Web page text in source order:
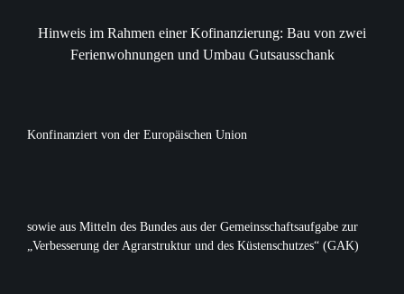
Hinweis im Rahmen einer Kofinanzierung: Bau von zwei
Ferienwohnungen und Umbau Gutsausschank
Konfinanziert von der Europäischen Union
sowie aus Mitteln des Bundes aus der Gemeinsschaftsaufgabe zur
„Verbesserung der Agrarstruktur und des Küstenschutzes“ (GAK)